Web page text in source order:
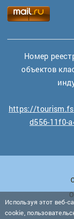
Номер
объектов
https://
d556-11f0-
Используя этот веб-
cookie,